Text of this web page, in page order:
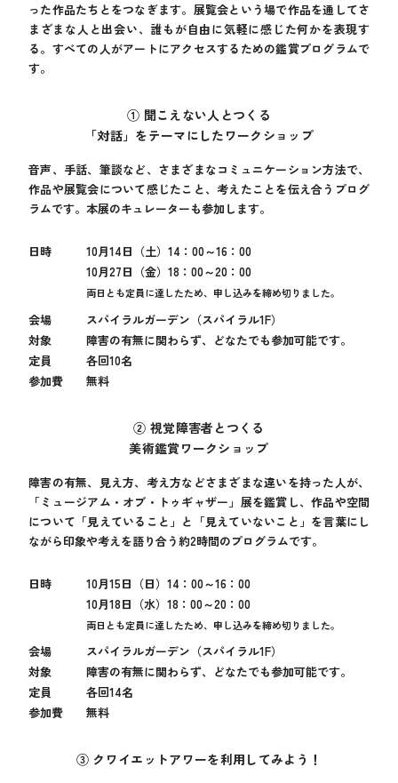
った作品たちとをつなぎます。展覧会という場で作品を通してさ
まざまな人と出会い、誰もが自由に気軽に感じた何かを表現す
る。すべての人がアートにアクセスするための鑑賞プログラムで
す。
① 聞こえない人とつくる
「対話」をテーマにしたワークショップ
音声、手話、筆談など、さまざまなコミュニケーション方法で、
作品や展覧会について感じたこと、考えたことを伝え合うプログ
ラムです。本展のキュレーターも参加します。
日時
10月14日（土）14：00～16：00
10月27日（金）18：00～20：00
両日とも定員に達したため、申し込みを締め切りました。
会場
スパイラルガーデン（スパイラル1F）
対象
障害の有無に関わらず、どなたでも参加可能です。
定員
各回10名
参加費
無料
② 視覚障害者とつくる
美術鑑賞ワークショップ
障害の有無、見え方、考え方などさまざまな違いを持った人が、
「ミュージアム・オブ・トゥギャザー」展を鑑賞し、作品や空間
について「見えていること」と「見えていないこと」を言葉にし
ながら印象や考えを語り合う約2時間のプログラムです。
日時
10月15日（日）14：00～16：00
10月18日（水）18：00～20：00
両日とも定員に達したため、申し込みを締め切りました。
会場
スパイラルガーデン（スパイラル1F）
対象
障害の有無に関わらず、どなたでも参加可能です。
定員
各回14名
参加費
無料
③ クワイエットアワーを利用してみよう！